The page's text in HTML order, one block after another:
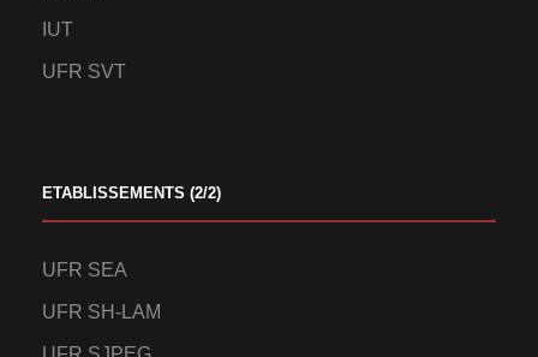
IUT
UFR SVT
ETABLISSEMENTS (2/2)
UFR SEA
UFR SH-LAM